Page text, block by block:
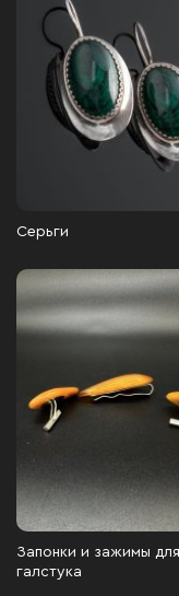
Серьги
Запонки и зажимы для
галстука